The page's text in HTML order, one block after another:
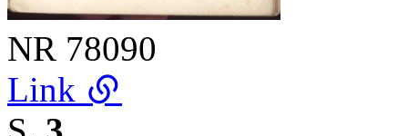
NR 78090
Link